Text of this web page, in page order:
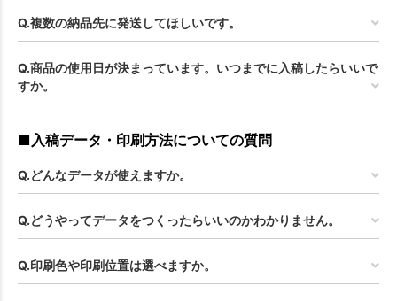
Q.複数の納品先に発送してほしいです。
Q.商品の使用日が決まっています。いつまでに入稿したらいいで
すか。
■入稿データ・印刷方法についての質問
Q.どんなデータが使えますか。
Q.どうやってデータをつくったらいいのかわかりません。
Q.印刷色や印刷位置は選べますか。